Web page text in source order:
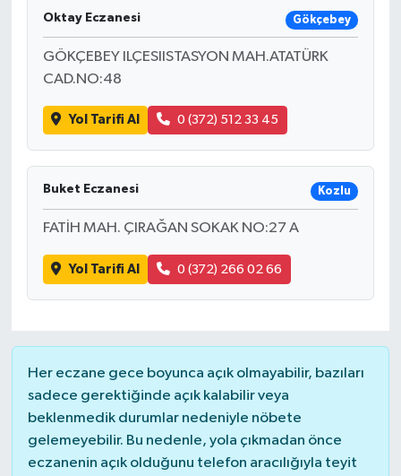
Oktay Eczanesi Gökçebey
GÖKÇEBEY ILÇESIISTASYON MAH.ATATÜRK
CAD.NO:48
Yol Tarifi Al 0 (372) 512 33 45
Buket Eczanesi Kozlu
FATİH MAH. ÇIRAĞAN SOKAK NO:27 A
Yol Tarifi Al 0 (372) 266 02 66
Her eczane gece boyunca açık olmayabilir, bazıları
sadece gerektiğinde açık kalabilir veya
beklenmedik durumlar nedeniyle nöbete
gelemeyebilir. Bu nedenle, yola çıkmadan önce
eczanenin açık olduğunu telefon aracılığıyla teyit